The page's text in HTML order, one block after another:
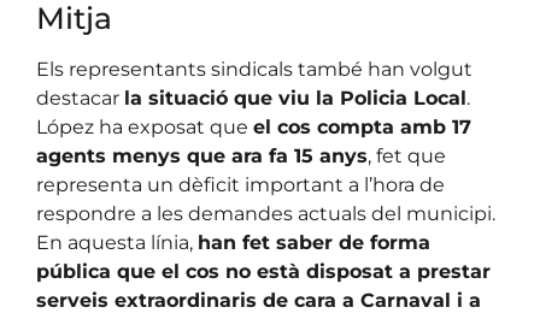
Mitja
Els representants sindicals també han volgut
destacar la situació que viu la Policia Local.
López ha exposat que el cos compta amb 17
agents menys que ara fa 15 anys, fet que
representa un dèficit important a l’hora de
respondre a les demandes actuals del municipi.
En aquesta línia, han fet saber de forma
pública que el cos no està disposat a prestar
serveis extraordinaris de cara a Carnaval i a